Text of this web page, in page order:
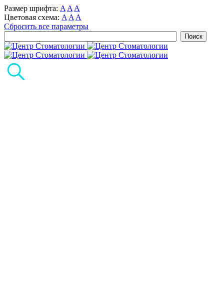
Размер шрифта: A A A
Цветовая схема: A A A
Сбросить все параметры